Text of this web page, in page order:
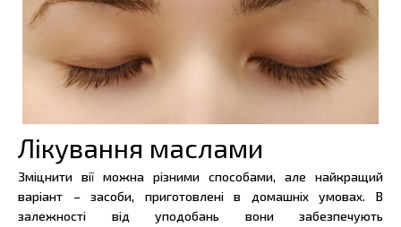
Лікування маслами
Зміцнити вії можна різними способами, але найкращий
варіант – засоби, приготовлені в домашніх умовах. В
залежності від уподобань вони забезпечують